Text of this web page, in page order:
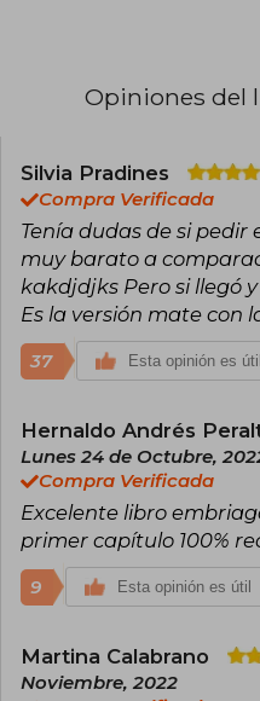
Times.
novela adulta,
Lynn. Entre
Hadas y
siempre. Con
ejemplares
dominando las
publicación.
Opiniones del
Silvia Pradines
Compra Verificada
Tenía dudas de si
muy barato a
kakdjdjks Pero si llegó
Es la versión mate con
37 Esta opinión es útil
Hernaldo Andrés
Lunes 24 de Octubre,
Compra Verificada
Excelente libro
primer capítulo 100%
9 Esta opinión es útil
Martina Calabrano
Noviembre, 2022